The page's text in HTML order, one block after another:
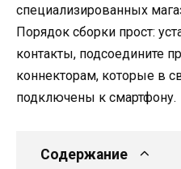
специализированных
Порядок сборки прост:
контакты, подсоедините
коннекторам, которые в
подключены к смартфону.
Содержание